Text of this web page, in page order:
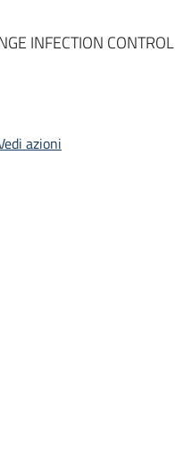
INFECTION CONTROL
azioni